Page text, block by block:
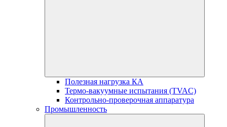
Полезная нагрузка КА
Термо-вакуумные испытания (TVAC)
Контрольно-проверочная аппаратура
Промышленность